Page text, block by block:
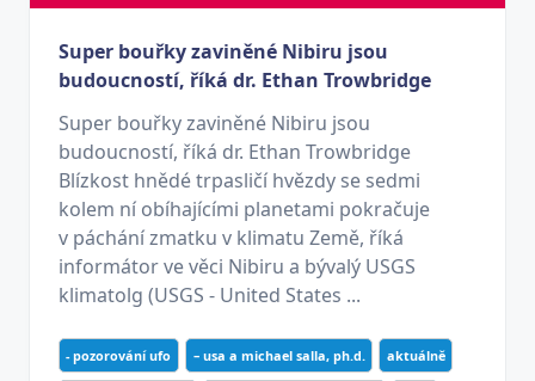
Super bouřky zaviněné Nibiru jsou
budoucností, říká dr. Ethan Trowbridge
Super bouřky zaviněné Nibiru jsou
budoucností, říká dr. Ethan Trowbridge
Blízkost hnědé trpasličí hvězdy se sedmi
kolem ní obíhajícími planetami pokračuje
v páchání zmatku v klimatu Země, říká
informátor ve věci Nibiru a bývalý USGS
klimatolg (USGS - United States ...
- pozorování ufo – usa a michael salla, ph.d. aktuálně